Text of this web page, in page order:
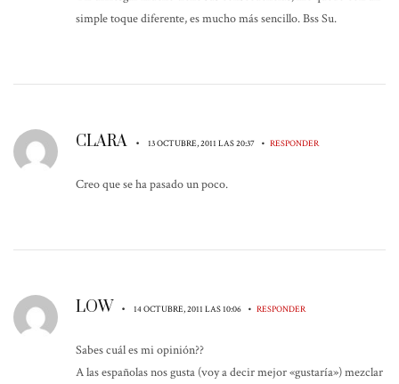
simple toque diferente, es mucho más sencillo. Bss Su.
CLARA • 13 OCTUBRE, 2011 LAS 20:37 • RESPONDER
Creo que se ha pasado un poco.
LOW • 14 OCTUBRE, 2011 LAS 10:06 • RESPONDER
Sabes cuál es mi opinión??
A las españolas nos gusta (voy a decir mejor «gustaría») mezclar